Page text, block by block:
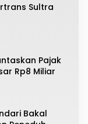
Sultra
Pajak
Rp8 Miliar
Bakal